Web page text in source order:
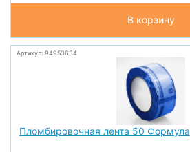
В корзину
Артикул: 94953634
Пломбировочная лента 50 Формула